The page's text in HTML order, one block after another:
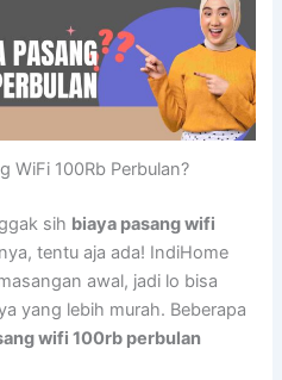
WiFi 100Rb Perbulan?
sih biaya pasang wifi
tentu aja ada! IndiHome
awal, jadi lo bisa
yang lebih murah. Beberapa
wifi 100rb perbulan